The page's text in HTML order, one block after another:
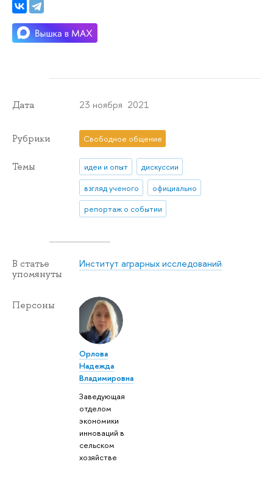
Дата 23 ноября 2021
Рубрики Свободное общение
Темы идеи и опыт
дискуссии
взгляд ученого
официально
репортаж о событии
В статье
упомянуты
Институт аграрных исследований
Персоны
Орлова
Надежда
Владимировна
Заведующая
отделом
экономики
инноваций в
сельском
хозяйстве